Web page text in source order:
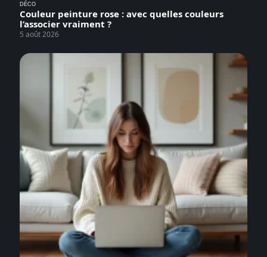
DÉCO
Couleur peinture rose : avec quelles couleurs
l’associer vraiment ?
5 août 2026